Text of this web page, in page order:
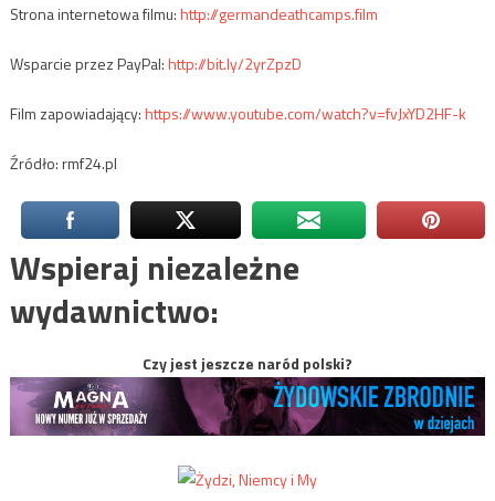
Strona internetowa filmu:http://germandeathcamps.film
Wsparcie przez PayPal:http://bit.ly/2yrZpzD
Film zapowiadający:https://www.youtube.com/watch?v=fvJxYD2HF-k
Źródło: rmf24.pl
Wspieraj niezależne
wydawnictwo:
Czy jest jeszcze naród polski?